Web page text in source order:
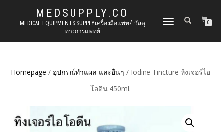
MEDSUPPLY.CO
MEDICAL EQUIPMENTS SUPPLYเครื่องมือแพทย์ วัสดุ
ทางการแพทย์
TOGGLE
0
Homepage / อุปกรณ์ทำแผล และอื่นๆ / Iodine Tincture ทิงเจอร์ไอ
โอดิน 450ml.